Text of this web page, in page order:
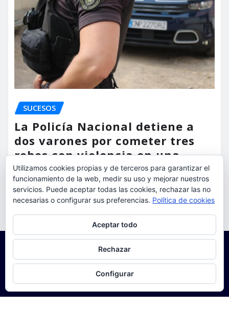
SUCESOS
La Policía Nacional detiene a
dos varones por cometer tres
robos con violencia en una
misma mañana
torrent al dia Ago 7, 2026
Utilizamos cookies propias y de terceros para garantizar el
funcionamiento de la web, medir su uso y mejorar nuestros
servicios. Puede aceptar todas las cookies, rechazar las no
necesarias o configurar sus preferencias. Política de cookies
Aceptar todo
Rechazar
Configurar
Para obtener más información, incluido cómo gestionar las cookies,